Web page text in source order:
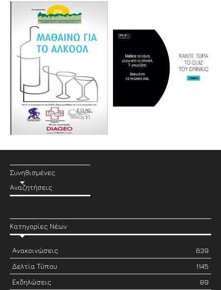
Συνηθισμένες
Αναζητήσεις
Κατηγορίες Νέων
Ανακοινώσεις
639
Δελτία Τύπου
1145
Εκδηλώσεις
89